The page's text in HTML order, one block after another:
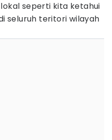
seperti kita ketahui
seluruh teritori wilayah